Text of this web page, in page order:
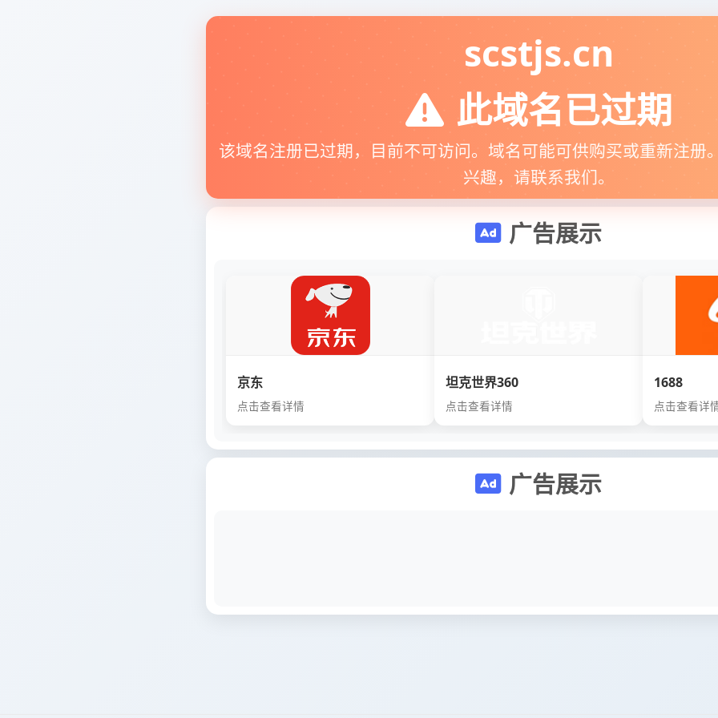
scstjs.cn
此域名已过期
该域名注册已过期，目前不可访问。域名可能可供购买或重新注册
兴趣，请联系我们。
广告展示
京东
点击查看详情
坦克世界360
点击查看详情
1688
点击查看详
广告展示